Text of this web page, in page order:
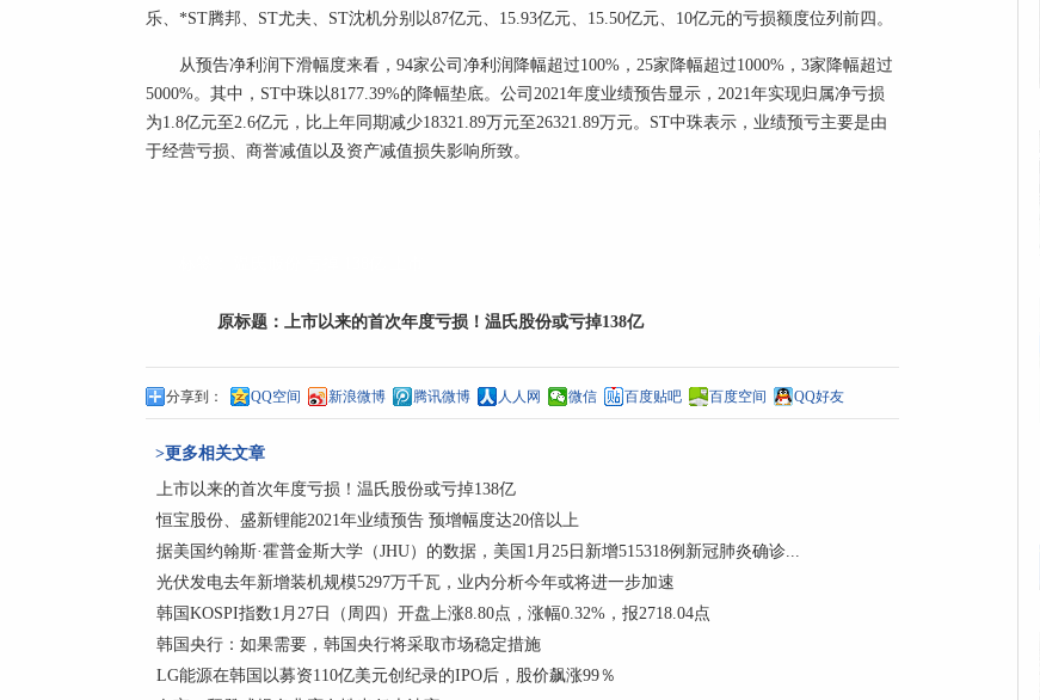
乐、*ST腾邦、ST尤夫、ST沈机分别以87亿元、15.93亿元、15.50亿元、10亿元的亏损额度位列前四。
从预告净利润下滑幅度来看，94家公司净利润降幅超过100%，25家降幅超过1000%，3家降幅超过
5000%。其中，ST中珠以8177.39%的降幅垫底。公司2021年度业绩预告显示，2021年实现归属净亏损
为1.8亿元至2.6亿元，比上年同期减少18321.89万元至26321.89万元。ST中珠表示，业绩预亏主要是由
于经营亏损、商誉减值以及资产减值损失影响所致。
原标题： 上市以来的首次年度亏损！温氏股份或亏掉138亿
分享到： QQ空间 新浪微博 腾讯微博 人人网 微信 百度贴吧 百度空间 QQ好友
>更多相关文章
上市以来的首次年度亏损！温氏股份或亏掉138亿
恒宝股份、盛新锂能2021年业绩预告 预增幅度达20倍以上
据美国约翰斯·霍普金斯大学（JHU）的数据，美国1月25日新增515318例新冠肺炎确诊...
光伏发电去年新增装机规模5297万千瓦，业内分析今年或将进一步加速
韩国KOSPI指数1月27日（周四）开盘上涨8.80点，涨幅0.32%，报2718.04点
韩国央行：如果需要，韩国央行将采取市场稳定措施
LG能源在韩国以募资110亿美元创纪录的IPO后，股价飙涨99％